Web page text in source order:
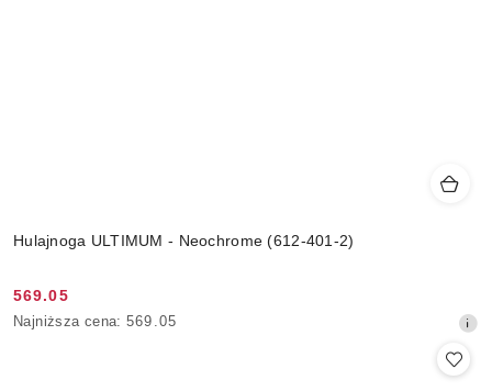
Hulajnoga ULTIMUM - Neochrome (612-401-2)
Cena
promocyjna:
569.05
Najniższa
Najniższa cena: 569.05